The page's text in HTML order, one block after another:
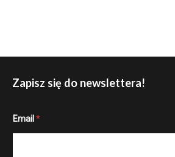
Zapisz się do newslettera!
m
Email *